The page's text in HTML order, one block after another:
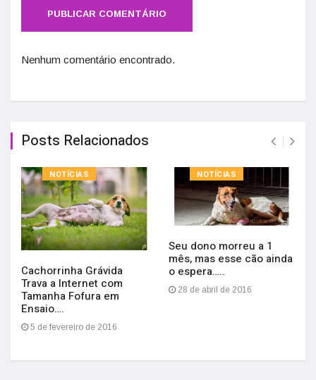
Nenhum comentário encontrado.
Posts Relacionados
NOTÍCIAS
Cachorrinha Grávida
Trava a Internet com
Tamanha Fofura em
Ensaio….
5 de fevereiro de 2016
NOTÍCIAS
Seu dono morreu a 1
mês, mas esse cão ainda
o espera…..
28 de abril de 2016